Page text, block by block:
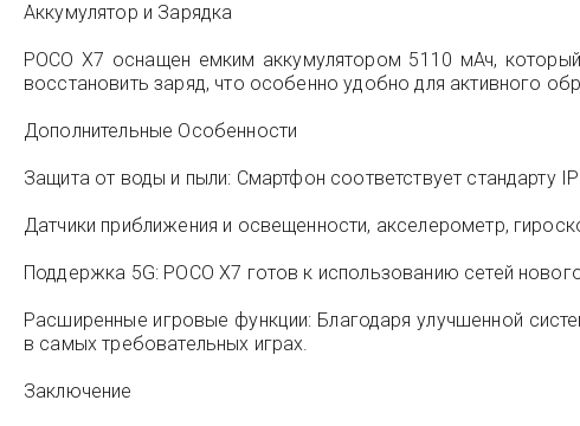
Аккумулятор и Зарядка
POCO X7 оснащен емким аккумулятором 5110 мАч,
восстановить заряд, что особенно удобно для активного
Дополнительные Особенности
Защита от воды и пыли: Смартфон соответствует стандарту
Датчики приближения и освещенности, акселерометр,
Поддержка 5G: POCO X7 готов к использованию сетей
Расширенные игровые функции: Благодаря улучшенной
в самых требовательных играх.
Заключение